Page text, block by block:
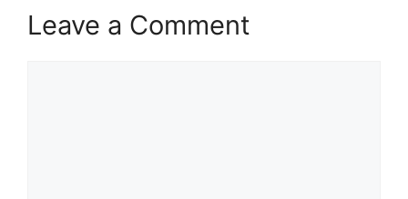
Leave a Comment